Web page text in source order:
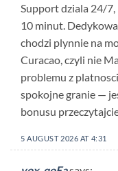
Support dziala 24/7,
10 minut.
chodzi plynnie na
Curacao, czyli nie
problemu z
spokojne granie —
bonusu
5 AUGUST 2026 AT 4:31